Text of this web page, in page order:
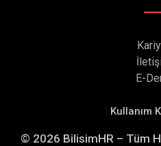
E-
Kullanım
© 2026 BilisimHR – Tüm